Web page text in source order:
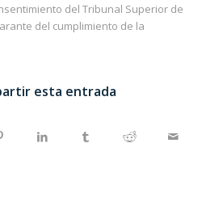
del Tribunal Superior de
del cumplimiento de la
esta entrada